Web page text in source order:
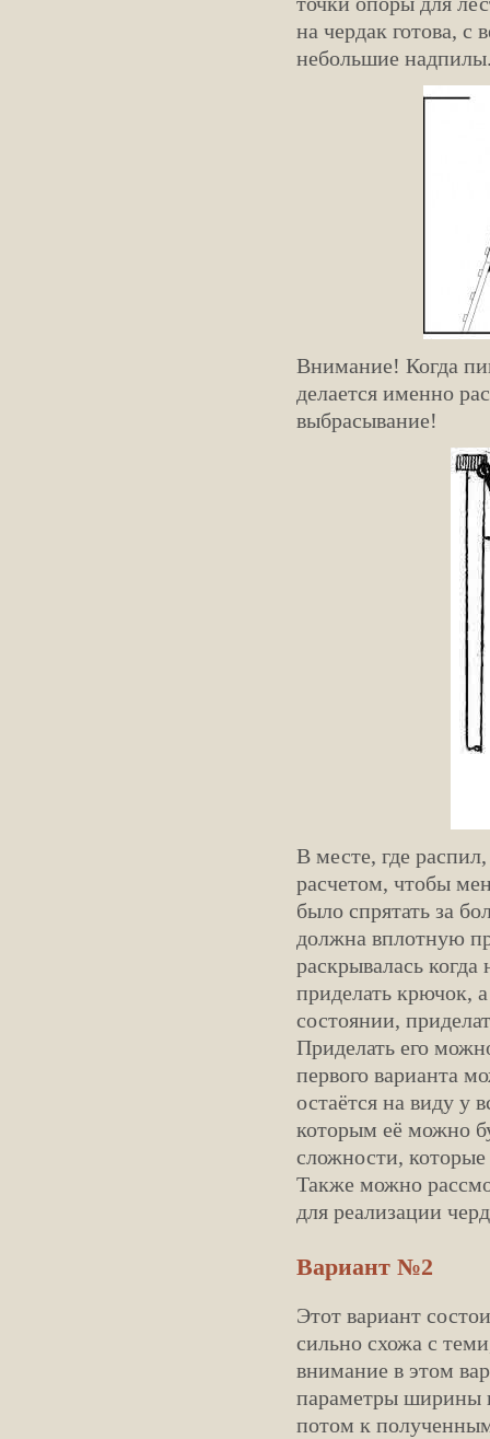
на чердак готова, с
небольшие
Внимание! Когда
делается именно
выбрасывание!
В месте, где
расчетом, чтобы
было спрятать за
должна вплотную
раскрывалась
приделать крючок,
состоянии,
Приделать его
первого варианта
остаётся на виду у
которым её можно
сложности, которые
Также можно
для реализации
Вариант №2
Этот вариант
сильно схожа с
внимание в этом
параметры ширины
потом к